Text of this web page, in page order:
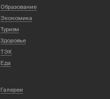
Образование
Экономика
Туризм
Здоровье
ТЭК
Еда
Галереи